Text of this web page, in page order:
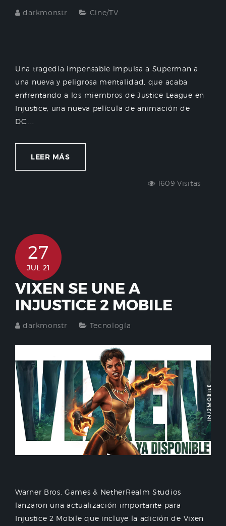
darkmonstr Cine/TV
Una tragedia impensable impulsa a Superman a
una nueva y peligrosa mentalidad, que acaba
enfrentando a los miembros de Justice League en
Injustice, una nueva película de animación de
DC....
LEER MÁS
1609 Visitas
27
JUL 21
VIXEN SE UNE A
INJUSTICE 2 MOBILE
darkmonstr Tecnología
Warner Bros. Games & NetherRealm Studios
lanzaron una actualización importante para
Injustice 2 Mobile que incluye la adición de Vixen